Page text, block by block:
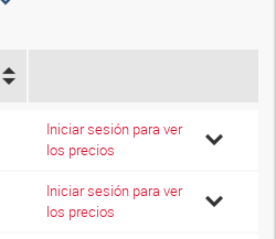
Iniciar sesión para ver
los precios
Iniciar sesión para ver
los precios